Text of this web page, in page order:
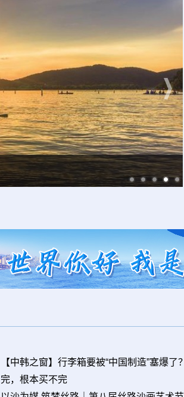
【中韩之窗】行李箱要被“中国制造”塞爆了
完，根本买不完